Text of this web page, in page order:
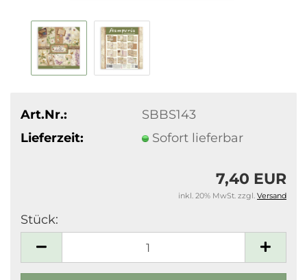
Art.Nr.:
SBBS143
Lieferzeit:
Sofort lieferbar
7,40 EUR
inkl. 20% MwSt. zzgl. Versand
Stück: